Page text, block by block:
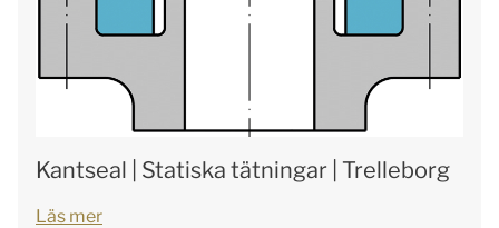
Kantseal | Statiska tätningar | Trelleborg
Läs mer